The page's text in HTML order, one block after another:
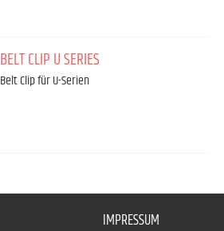
BELT CLIP U SERIES
Belt Clip für U-Serien
IMPRESSUM